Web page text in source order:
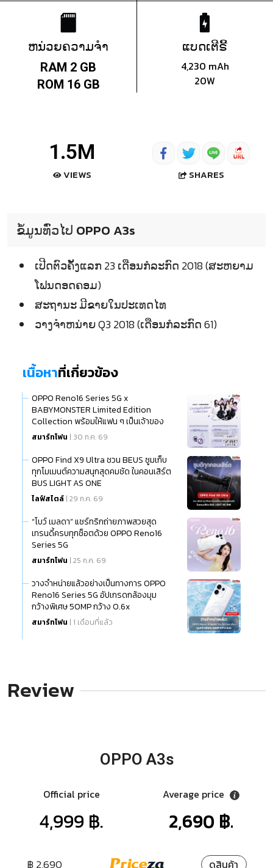
ຫນ່ວຍຄວາມຈຳ
RAM 2 GB
ROM 16 GB
ແບດເຕີຣີ້
4,230 mAh
20W
1.5M
VIEWS SHARES
ຂໍ້ມູນທົ່ວໄປ OPPO A3s
ເປີດຕົວຄັ້ງແລກ 23 ເດືອນກໍລະກົດ 2018 (ສະຫຍາມ
ໂຟນດອດຄອມ)
ສະຖານະ ມີຂາຍໃນປະເທດໄທ
ວາງຈຳຫນ່າຍ Q3 2018 (ເດືອນກໍລະກົດ 61)
เนื้อหาที่เกี่ยวข้อง
OPPO Reno16 Series 5G x
BABYMONSTER Limited Edition
Collection พร้อมให้แฟน ๆ เป็นเจ้าของ
แล้ว
สมาร์ทโฟน | 30 ก.ค. 69
OPPO Find X9 Ultra ชวน BEUS ซูมเก็บ
ทุกโมเมนต์ความสนุกสุดคมชัด ในคอนเสิร์ต
BUS LIGHT AS ONE
ไลฟ์สไตล์ | 29 ก.ค. 69
“โบว์ เมลดา” แชร์ทริกถ่ายภาพสวยสุด
เทรนดี้ครบทุกช็อตด้วย OPPO Reno16
Series 5G
สมาร์ทโฟน | 25 ก.ค. 69
วางจำหน่ายแล้วอย่างเป็นทางการ OPPO
Reno16 Series 5G อัปเกรดกล้องมุม
กว้างพิเศษ 50MP กว้าง 0.6x
สมาร์ทโฟน | 1 เดือนที่แล้ว
Review
OPPO A3s
Official price
4,999 ฿.
Average price
2,690 ฿.
฿ 2,690 ดูสินค้า